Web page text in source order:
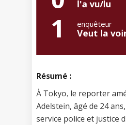
l'a vu/lu
1 enquêteur
Veut la
Résumé :
À Tokyo, le reporter
Adelstein, âgé de 24
service police et justice